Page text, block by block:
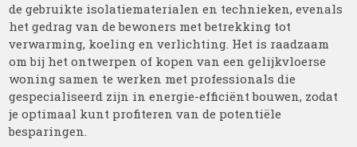
de gebruikte isolatiematerialen en technieken, evenals
het gedrag van de bewoners met betrekking tot
verwarming, koeling en verlichting. Het is raadzaam
om bij het ontwerpen of kopen van een gelijkvloerse
woning samen te werken met professionals die
gespecialiseerd zijn in energie-efficiënt bouwen, zodat
je optimaal kunt profiteren van de potentiële
besparingen.